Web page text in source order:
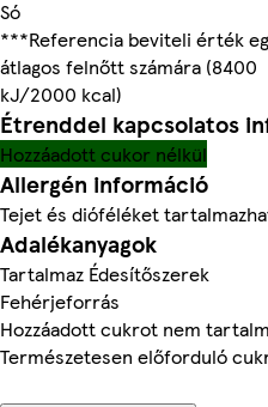
Só
***Referencia beviteli érték
átlagos felnőtt számára (8400
kJ/2000 kcal)
Étrenddel kapcsolatos
Hozzáadott cukor nélkül
Allergén információ
Tejet és dióféléket
Adalékanyagok
Tartalmaz Édesítőszerek
Fehérjeforrás
Hozzáadott cukrot nem
Természetesen előforduló